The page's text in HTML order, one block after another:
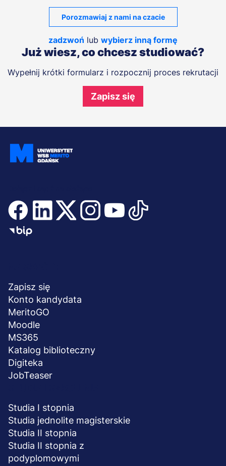
Porozmawiaj z nami na czacie
zadzwoń lub wybierz inną formę
Już wiesz, co chcesz studiować?
Wypełnij krótki formularz i rozpocznij proces rekrutacji
Zapisz się
stopka
Zapisz się
Konto kandydata
MeritoGO
Moodle
MS365
Katalog biblioteczny
Digiteka
JobTeaser
Studia I stopnia
Studia jednolite magisterskie
Studia II stopnia
Studia II stopnia z
podyplomowymi